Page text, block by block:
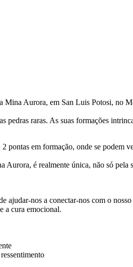
Mina Aurora, em San Luis Potosi, no
pedras raras. As suas formações
pontas em formação, onde se podem
é realmente única, não só pela
ajudar-nos a conectar-nos com o
a cura emocional.